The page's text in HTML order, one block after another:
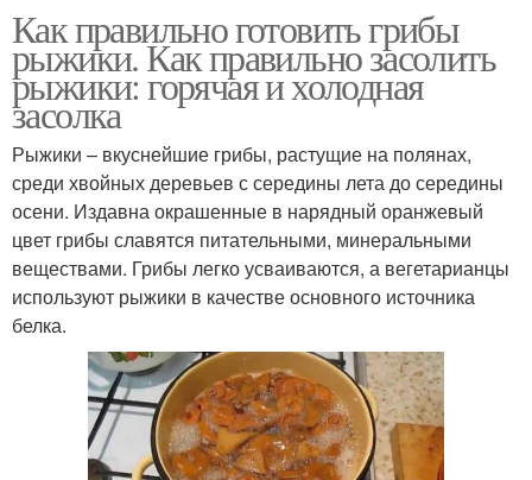
Как правильно готовить грибы
рыжики. Как правильно засолить
рыжики: горячая и холодная
засолка
Рыжики – вкуснейшие грибы, растущие на полянах,
среди хвойных деревьев с середины лета до середины
осени. Издавна окрашенные в нарядный оранжевый
цвет грибы славятся питательными, минеральными
веществами. Грибы легко усваиваются, а вегетарианцы
используют рыжики в качестве основного источника
белка.